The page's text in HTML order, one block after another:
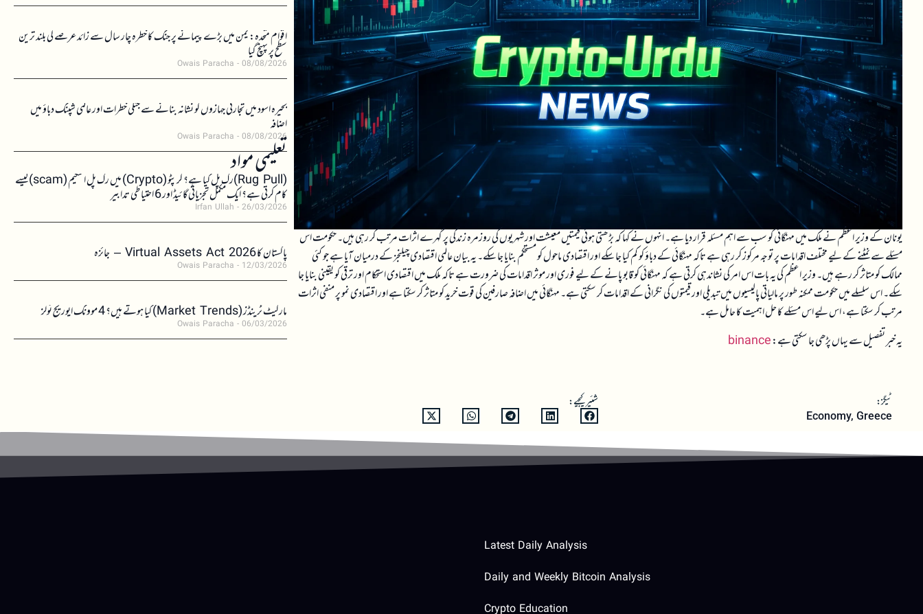
یونان کے وزیر اعظم نے ملک میں مہنگائی کو سب سے اہم مسئلہ قرار دیا ہے۔ انہوں نے کہا کہ بڑھتی ہوئی قیمتیں معیشت اور شہریوں کی روزمرہ زندگی پر گہرے اثرات مرتب کر رہی ہیں۔ حکومت اس
مسئلے سے نمٹنے کے لیے مختلف اقدامات پر توجہ مرکوز کر رہی ہے تاکہ مہنگائی کے دباؤ کو کم کیا جا سکے اور اقتصادی ماحول کو مستحکم بنایا جا سکے۔ یہ بیان عالمی اقتصادی چیلنجز کے درمیان آیا ہے جو کئی
ممالک کو متاثر کر رہے ہیں۔ وزیر اعظم کی یہ بات اس امر کی نشاندہی کرتی ہے کہ مہنگائی کو قابو پانے کے لیے فوری اور موثر اقدامات کی ضرورت ہے تاکہ ملک میں اقتصادی استحکام اور ترقی کو یقینی بنایا جا
سکے۔ اس سلسلے میں حکومت ممکنہ طور پر مالیاتی پالیسیوں میں تبدیلی اور قیمتوں کی نگرانی کے اقدامات کر سکتی ہے۔ مہنگائی میں اضافہ صارفین کی قوت خرید کو متاثر کر سکتا ہے اور اقتصادی نمو پر منفی اثرات
مرتب کر سکتا ہے، اس لیے اس مسئلے کا حل اہمیت کا حامل ہے۔
یہ خبر تفصیل سے یہاں پڑھی جا سکتی ہے:binance
ٹیگز:
Economy, Greece
شئیر کیجیے:
اقوام متحدہ: یمن میں بڑے پیمانے پر جنگ کا خطرہ چار سال سے زائد عرصے کی بلند ترین
سطح پر پہنچ گیا
Owais Paracha 08/08/2026
بحیرہ اسود میں تجارتی جہازوں کو نشانہ بنانے سے جنگی خطرات اور عالمی شپنگ دباؤ میں
اضافہ
Owais Paracha 08/08/2026
تعلیمی مواد (Rug Pull)رگ پل کیا ہے؟ کرپٹو (Crypto) میں رگ پل اسکیم (scam)کیسے
کام کرتی ہے؟ ایک مکمل تجزیاتی گائیڈ اور 6 احتیاطی تدابیر
Irfan Ullah 26/03/2026
پاکستان کا Virtual Assets Act 2026 – جائزہ
Owais Paracha 12/03/2026
مارکیٹ ٹرینڈز (Market Trends) کیا ہوتے ہیں؟ 4 موونگ ایوریج ٹولز
Owais Paracha 06/03/2026
Latest Daily Analysis
Daily and Weekly Bitcoin Analysis
Crypto Education